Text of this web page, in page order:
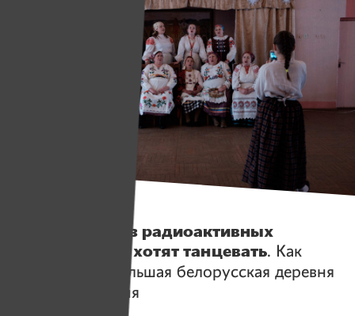
«Озорницы» из радиоактивных
Светиловичей хотят танцевать. Как
живет самая большая белорусская деревня
в зоне отселения